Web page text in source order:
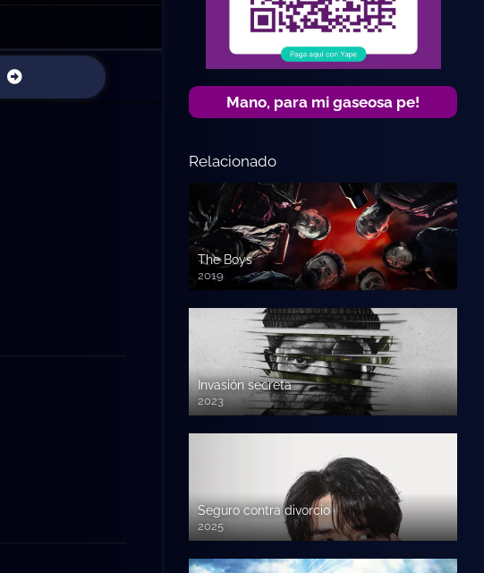
Mano, para mi gaseosa pe!
Relacionado
The Boys
2019
Invasión secreta
2023
Seguro contra divorcio
2025